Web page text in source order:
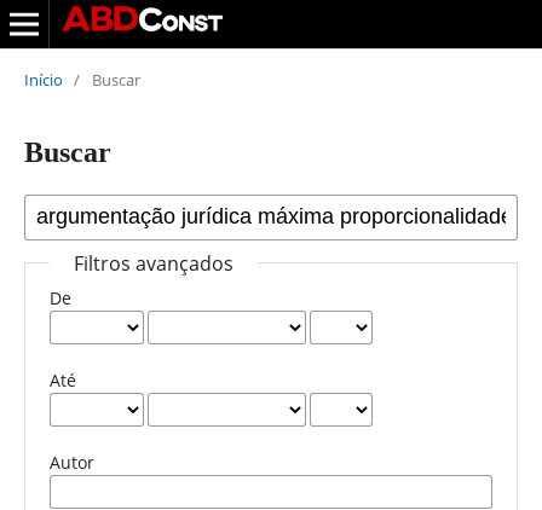
Início / Buscar
Buscar
Filtros avançados
De
Até
Autor